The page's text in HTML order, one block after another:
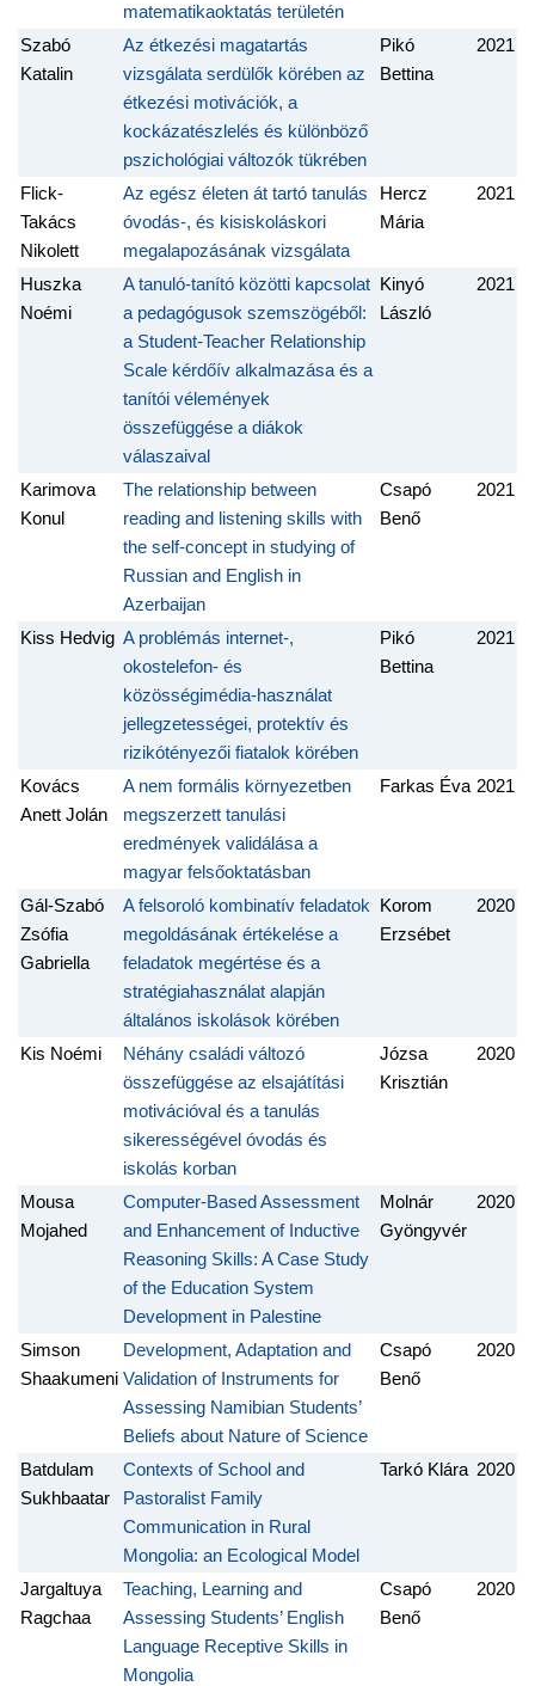
matematikaoktatás területén
Szabó
Katalin
Az étkezési magatartás
vizsgálata serdülők körében az
étkezési motivációk, a
kockázatészlelés és különböző
pszichológiai változók tükrében
Pikó
Bettina
2021
Flick-
Takács
Nikolett
Az egész életen át tartó tanulás
óvodás-, és kisiskoláskori
megalapozásának vizsgálata
Hercz
Mária
2021
Huszka
Noémi
A tanuló-tanító közötti kapcsolat
a pedagógusok szemszögéből:
a Student-Teacher Relationship
Scale kérdőív alkalmazása és a
tanítói vélemények
összefüggése a diákok
válaszaival
Kinyó
László
2021
Karimova
Konul
The relationship between
reading and listening skills with
the self-concept in studying of
Russian and English in
Azerbaijan
Csapó
Benő
2021
Kiss Hedvig A problémás internet-,
okostelefon- és
közösségimédia-használat
jellegzetességei, protektív és
rizikótényezői fiatalok körében
Pikó
Bettina
2021
Kovács
Anett Jolán
A nem formális környezetben
megszerzett tanulási
eredmények validálása a
magyar felsőoktatásban
Farkas Éva 2021
Gál-Szabó
Zsófia
Gabriella
A felsoroló kombinatív feladatok
megoldásának értékelése a
feladatok megértése és a
stratégiahasználat alapján
általános iskolások körében
Korom
Erzsébet
2020
Kis Noémi
Néhány családi változó
összefüggése az elsajátítási
motivációval és a tanulás
sikerességével óvodás és
iskolás korban
Józsa
Krisztián
2020
Mousa
Mojahed
Computer-Based Assessment
and Enhancement of Inductive
Reasoning Skills: A Case Study
of the Education System
Development in Palestine
Molnár
Gyöngyvér
2020
Simson
Shaakumeni
Development, Adaptation and
Validation of Instruments for
Assessing Namibian Students’
Beliefs about Nature of Science
Csapó
Benő
2020
Batdulam
Sukhbaatar
Contexts of School and
Pastoralist Family
Communication in Rural
Mongolia: an Ecological Model
Tarkó Klára 2020
Jargaltuya
Ragchaa
Teaching, Learning and
Assessing Students’ English
Language Receptive Skills in
Mongolia
Csapó
Benő
2020